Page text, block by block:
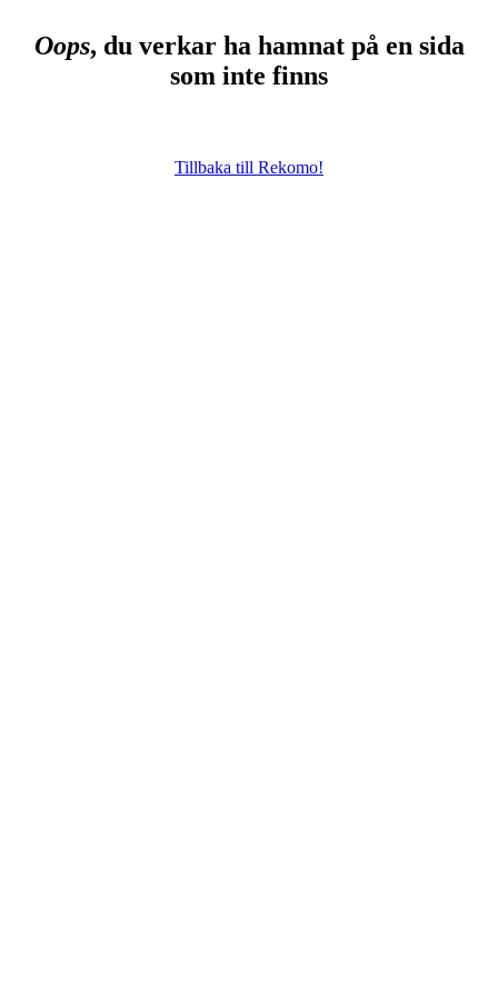
Oops, du verkar ha hamnat på en sida
som inte finns
Tillbaka till Rekomo!